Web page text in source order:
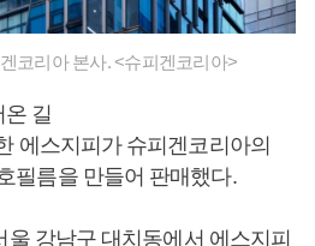
코리아 본사. <슈피겐코리아>
길
에스지피가 슈피겐코리아의
필름을 만들어 판매했다.
울 강남구 대치동에서 에스지피